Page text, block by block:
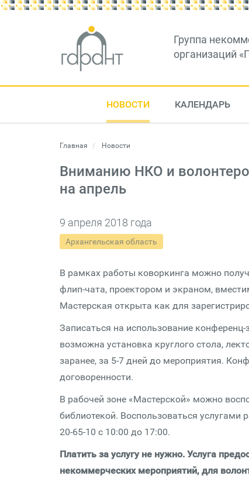
Группа
организаций
НОВОСТИ КАЛЕНДАРЬ
Главная Новости
Вниманию НКО и
на апрель
9 апреля 2018 года
Архангельская область
В рамках работы коворкинга можно
флип-чата, проектором и экраном,
Мастерская открыта как для
Записаться на использование
возможна установка круглого стола,
заранее, за 5-7 дней до мероприятия.
договоренности.
В рабочей зоне «Мастерской» можно
библиотекой. Воспользоваться услугами
20-65-10 с 10:00 до 17:00.
Платить за услугу не нужно. Услуга
некоммерческих мероприятий, для